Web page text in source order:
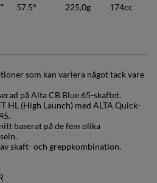
57.5° 225,0g 174cc
som kan variera något tack vare
på Alta CB Blue 65-skaftet.
HL (High Launch) med ALTA Quick-
baserat på de fem olika
skaft- och greppkombination.